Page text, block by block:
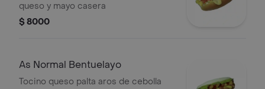
queso y mayo casera
$ 8000
As Normal Bentuelayo
Tocino queso palta aros de cebolla